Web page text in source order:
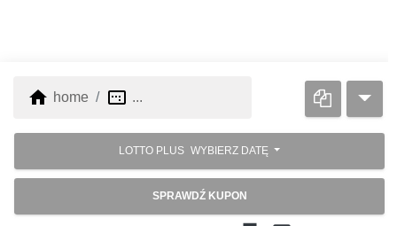
home home image_aspect_ratio ...
LOTTO PLUS WYBIERZ DATĘ
SPRAWDŹ KUPON